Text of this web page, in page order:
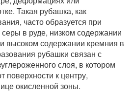
Такая рубашка, как
часто образуется при
в руде, низком содержании
высоком содержании кремния в
рубашки связан с
слоя, в котором
поверхности к центру,
окисленной зоны.